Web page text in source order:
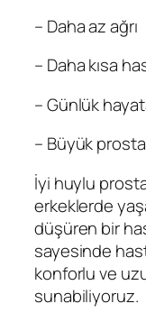
– Daha az ağrı
– Daha kısa
– Günlük
– Büyük
İyi huylu
erkeklerde
düşüren bir
sayesinde
konforlu ve
sunabiliyoruz.